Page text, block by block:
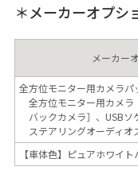
＊メーカーオプシ
メーカー
全方位モニター用カメラパ
全方位モニター用カメ
バックカメラ］、USBソ
ステアリングオーディオ
【車体色】ピュアホワイ